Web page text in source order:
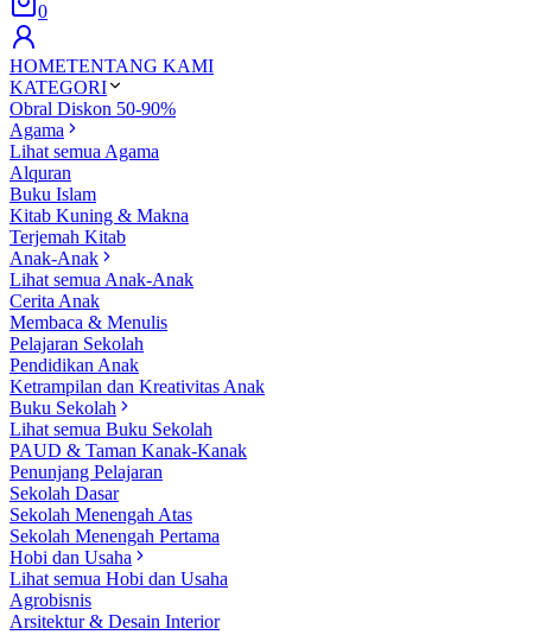
0
HOMETENTANG KAMI
KATEGORI
Obral Diskon 50-90%
Agama
Lihat semua Agama
Alquran
Buku Islam
Kitab Kuning & Makna
Terjemah Kitab
Anak-Anak
Lihat semua Anak-Anak
Cerita Anak
Membaca & Menulis
Pelajaran Sekolah
Pendidikan Anak
Ketrampilan dan Kreativitas Anak
Buku Sekolah
Lihat semua Buku Sekolah
PAUD & Taman Kanak-Kanak
Penunjang Pelajaran
Sekolah Dasar
Sekolah Menengah Atas
Sekolah Menengah Pertama
Hobi dan Usaha
Lihat semua Hobi dan Usaha
Agrobisnis
Arsitektur & Desain Interior